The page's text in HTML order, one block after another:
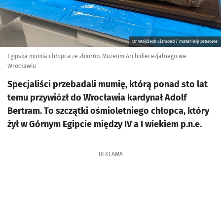
Dr Wojciech Ejsmond / materiały prasowe
Egipska mumia chłopca ze zbiorów Muzeum Archidiecezjalnego we
Wrocławiu
Specjaliści przebadali mumię, którą ponad sto lat
temu przywiózł do Wrocławia kardynał Adolf
Bertram. To szczątki ośmioletniego chłopca, który
żył w Górnym Egipcie między IV a I wiekiem p.n.e.
REKLAMA